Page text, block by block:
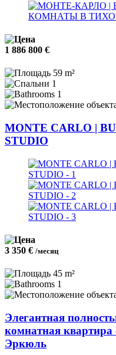
1 886 800 €
59 m²
1
1
MONTE CARLO |
STUDIO
3 350 € /месяц
45 m²
1
Элегантная
комнатная
Эркюль